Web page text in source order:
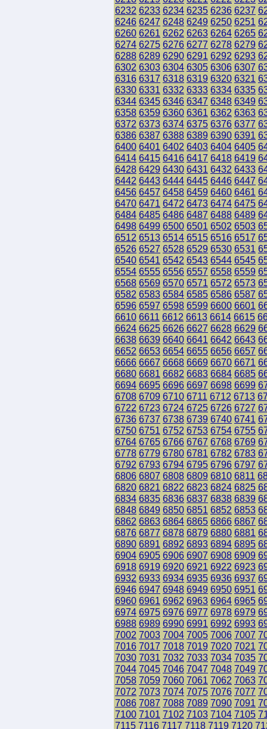
6232 6233 6234 6235 6236 6237
6246 6247 6248 6249 6250 6251
6260 6261 6262 6263 6264 6265
6274 6275 6276 6277 6278 6279
6288 6289 6290 6291 6292 6293
6302 6303 6304 6305 6306 6307
6316 6317 6318 6319 6320 6321
6330 6331 6332 6333 6334 6335
6344 6345 6346 6347 6348 6349
6358 6359 6360 6361 6362 6363
6372 6373 6374 6375 6376 6377
6386 6387 6388 6389 6390 6391
6400 6401 6402 6403 6404 6405
6414 6415 6416 6417 6418 6419
6428 6429 6430 6431 6432 6433
6442 6443 6444 6445 6446 6447
6456 6457 6458 6459 6460 6461
6470 6471 6472 6473 6474 6475
6484 6485 6486 6487 6488 6489
6498 6499 6500 6501 6502 6503
6512 6513 6514 6515 6516 6517
6526 6527 6528 6529 6530 6531
6540 6541 6542 6543 6544 6545
6554 6555 6556 6557 6558 6559
6568 6569 6570 6571 6572 6573
6582 6583 6584 6585 6586 6587
6596 6597 6598 6599 6600 6601
6610 6611 6612 6613 6614 6615
6624 6625 6626 6627 6628 6629
6638 6639 6640 6641 6642 6643
6652 6653 6654 6655 6656 6657
6666 6667 6668 6669 6670 6671
6680 6681 6682 6683 6684 6685
6694 6695 6696 6697 6698 6699
6708 6709 6710 6711 6712 6713
6722 6723 6724 6725 6726 6727
6736 6737 6738 6739 6740 6741
6750 6751 6752 6753 6754 6755
6764 6765 6766 6767 6768 6769
6778 6779 6780 6781 6782 6783
6792 6793 6794 6795 6796 6797
6806 6807 6808 6809 6810 6811
6820 6821 6822 6823 6824 6825
6834 6835 6836 6837 6838 6839
6848 6849 6850 6851 6852 6853
6862 6863 6864 6865 6866 6867
6876 6877 6878 6879 6880 6881
6890 6891 6892 6893 6894 6895
6904 6905 6906 6907 6908 6909
6918 6919 6920 6921 6922 6923
6932 6933 6934 6935 6936 6937
6946 6947 6948 6949 6950 6951
6960 6961 6962 6963 6964 6965
6974 6975 6976 6977 6978 6979
6988 6989 6990 6991 6992 6993
7002 7003 7004 7005 7006 7007
7016 7017 7018 7019 7020 7021
7030 7031 7032 7033 7034 7035
7044 7045 7046 7047 7048 7049
7058 7059 7060 7061 7062 7063
7072 7073 7074 7075 7076 7077
7086 7087 7088 7089 7090 7091
7100 7101 7102 7103 7104 7105
7115 7116 7117 7118 7119 7120